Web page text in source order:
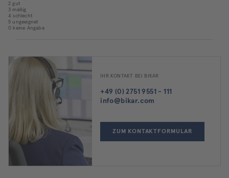
2 gut
3 mäßig
4 schlecht
5 ungeeignet
0 keine Angabe
IHR KONTAKT BEI BIKAR
+49 (0) 2751 9551 - 111
info@bikar.com
ZUM KONTAKTFORMULAR